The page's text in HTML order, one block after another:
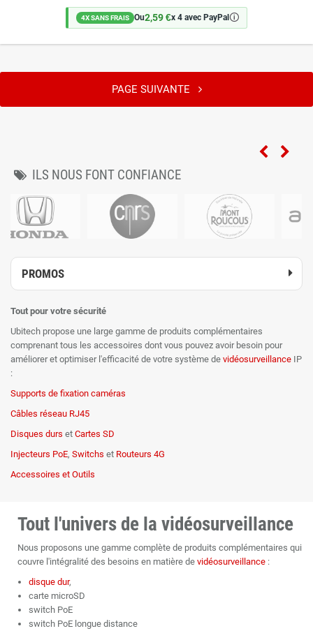
4X SANS FRAIS Ou2,59 €x 4 avec PayPal 🛈
PAGE SUIVANTE
ILS NOUS FONT CONFIANCE
PROMOS
Tout pour votre sécurité
Ubitech propose une large gamme de produits complémentaires
comprenant tous les accessoires dont vous pouvez avoir besoin pour
améliorer et optimiser l'efficacité de votre système de vidéosurveillance IP
:
Supports de fixation caméras
Câbles réseau RJ45
Disques durs et Cartes SD
Injecteurs PoE, Switchs et Routeurs 4G
Accessoires et Outils
Tout l'univers de la vidéosurveillance
Nous proposons une gamme complète de produits complémentaires qui
couvre l'intégralité des besoins en matière de vidéosurveillance :
disque dur,
carte microSD
switch PoE
switch PoE longue distance